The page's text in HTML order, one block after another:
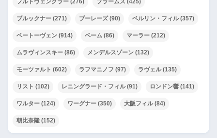
フルトヴェングラー (276) ブラームス (425)
ブルックナー (271) ブーレーズ(90) ベルリン・フィル(357)
ベートーヴェン (914) ベーム (86) マーラー (212)
ムラヴィンスキー (86) メンデルスゾーン (132)
モーツァルト (602) ラフマニノフ (97) ラヴェル(135)
リスト (102) レニングラード・フィル(91) ロンドン響 (141)
ワルター (124) ワーグナー (350) 大阪フィル(84)
朝比奈隆 (152)